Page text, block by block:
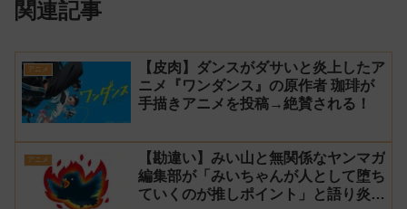
関連記事
アニメ
【皮肉】ダンスがダサいと炎上したア
ニメ『ワンダンス』の原作者 珈琲が
手描きアニメを投稿→絶賛される！
アニメ
【勘違い】みい山と無関係なヤンマガ
編集部が「みいちゃんが人として堕ち
ていくのが推しポイント」と語り炎上